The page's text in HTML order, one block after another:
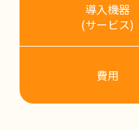
導入機器
(サービス)
費用